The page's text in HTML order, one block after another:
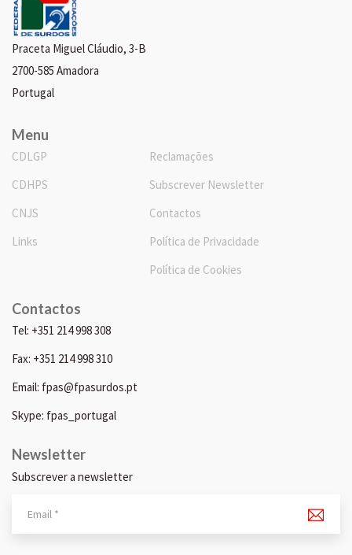
Praceta Miguel Cláudio, 3-B
2700-585 Amadora
Portugal
Menu
CDLGP
CDHPS
CNJS
Links
Reclamações
Subscrever Newsletter
Contactos
Política de Privacidade
Política de Cookies
Contactos
Tel: +351 214 998 308
Fax: +351 214 998 310
Email: fpas@fpasurdos.pt
Skype: fpas_portugal
Newsletter
Subscrever a newsletter